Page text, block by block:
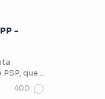
-
que